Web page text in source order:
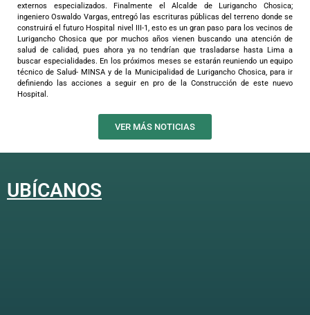
externos especializados.
Finalmente el Alcalde de Lurigancho Chosica;
ingeniero Oswaldo Vargas, entregó las escrituras públicas del terreno donde se
construirá el futuro Hospital nivel III-1, esto es un gran paso para los vecinos de
Lurigancho Chosica que por muchos años vienen buscando una atención de
salud de calidad, pues ahora ya no tendrían que trasladarse hasta Lima a
buscar especialidades. En los próximos meses se estarán reuniendo un equipo
técnico de Salud- MINSA y de la Municipalidad de Lurigancho Chosica, para ir
definiendo las acciones a seguir en pro de la Construcción de este nuevo
Hospital.
VER MÁS NOTICIAS
UBÍCANOS